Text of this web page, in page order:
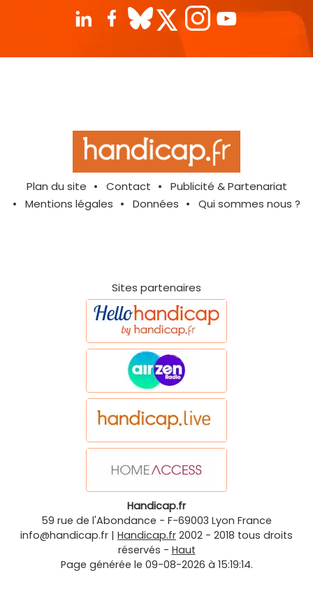
Plan du site Contact
Publicité & Partenariat
Mentions légales
Données Qui sommes nous ?
Sites partenaires
Handicap.fr
59 rue de l'Abondance - F-69003 Lyon France
info@handicap.fr | Handicap.fr 2002 - 2018 tous droits
réservés - Haut
Page générée le 09-08-2026 à 15:19:14.